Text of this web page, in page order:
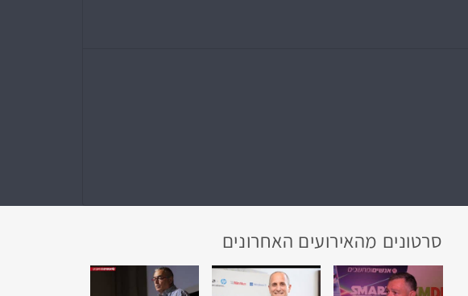
סרטונים מהאירועים האחרונים